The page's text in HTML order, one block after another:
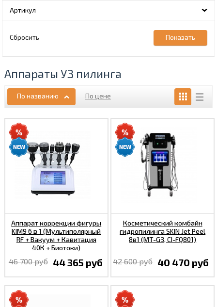
Артикул
Аппараты УЗ пилинга
По названию По цене
Аппарат коррекции фигуры
KIM9 6 в 1 (Мультиполярный
RF + Вакуум + Кавитация
40К + Биотоки)
44 365 руб
46 700 руб
Косметический комбайн
гидропилинга SKIN Jet Peel
8в1 (MT-G3, CI-FQ801)
40 470 руб
42 600 руб